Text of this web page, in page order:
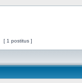
[ 1 postitus ]